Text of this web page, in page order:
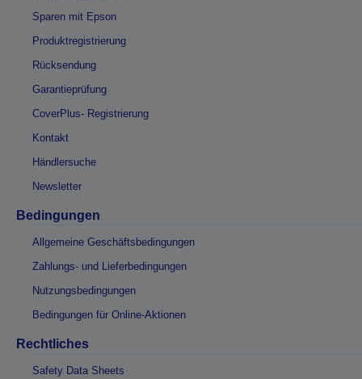
Sparen mit Epson
Produktregistrierung
Rücksendung
Garantieprüfung
CoverPlus- Registrierung
Kontakt
Händlersuche
Newsletter
Bedingungen
Allgemeine Geschäftsbedingungen
Zahlungs- und Lieferbedingungen
Nutzungsbedingungen
Bedingungen für Online-Aktionen
Rechtliches
Safety Data Sheets